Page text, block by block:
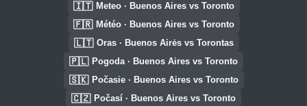
🇮🇹 Meteo · Buenos Aires vs Toronto
🇫🇷 Météo · Buenos Aires vs Toronto
🇱🇹 Oras · Buenos Airės vs Torontas
🇵🇱 Pogoda · Buenos Aires vs Toronto
🇸🇰 Počasie · Buenos Aires vs Toronto
🇨🇿 Počasí · Buenos Aires vs Toronto